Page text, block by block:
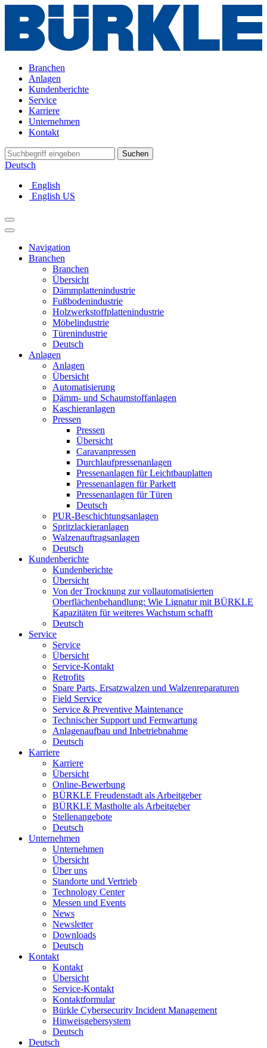
Branchen
Anlagen
Kundenberichte
Service
Karriere
Unternehmen
Kontakt
Suchen
Deutsch
English
English US
Navigation
Branchen
Branchen
Übersicht
Dämmplattenindustrie
Fußbodenindustrie
Holzwerkstoffplattenindustrie
Möbelindustrie
Türenindustrie
Deutsch
Anlagen
Anlagen
Übersicht
Automatisierung
Dämm- und Schaumstoffanlagen
Kaschieranlagen
Pressen
Pressen
Übersicht
Caravanpressen
Durchlaufpressenanlagen
Pressenanlagen für Leichtbauplatten
Pressenanlagen für Parkett
Pressenanlagen für Türen
Deutsch
PUR-Beschichtungsanlagen
Spritzlackieranlagen
Walzenauftragsanlagen
Deutsch
Kundenberichte
Kundenberichte
Übersicht
Von der Trocknung zur vollautomatisierten
Oberflächenbehandlung: Wie Lignatur mit BÜRKLE
Kapazitäten für weiteres Wachstum schafft
Deutsch
Service
Service
Übersicht
Service-Kontakt
Retrofits
Spare Parts, Ersatzwalzen und Walzenreparaturen
Field Service
Service & Preventive Maintenance
Technischer Support und Fernwartung
Anlagenaufbau und Inbetriebnahme
Deutsch
Karriere
Karriere
Übersicht
Online-Bewerbung
BÜRKLE Freudenstadt als Arbeitgeber
BÜRKLE Mastholte als Arbeitgeber
Stellenangebote
Deutsch
Unternehmen
Unternehmen
Übersicht
Über uns
Standorte und Vertrieb
Technology Center
Messen und Events
News
Newsletter
Downloads
Deutsch
Kontakt
Kontakt
Übersicht
Service-Kontakt
Kontaktformular
Bürkle Cybersecurity Incident Management
Hinweisgebersystem
Deutsch
Deutsch